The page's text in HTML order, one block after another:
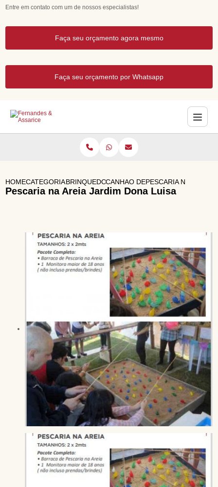
Entre em contato com um de nossos especialistas!
Faça seu orçamento agora mesmo
Faça seu orçamento por Whatsapp
HOMECATEGORIASBRINQUEDOS DE LUXO
CANHAO DE ESPUMAPESCARIA NA AREIA
Pescaria na Areia Jardim Dona Luisa